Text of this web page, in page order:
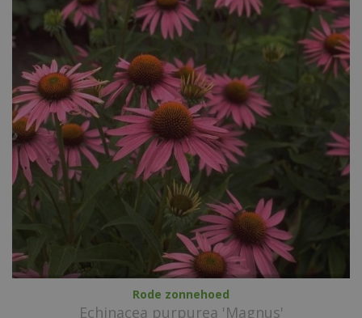
Rode zonnehoed
Echinacea purpurea 'Magnus'